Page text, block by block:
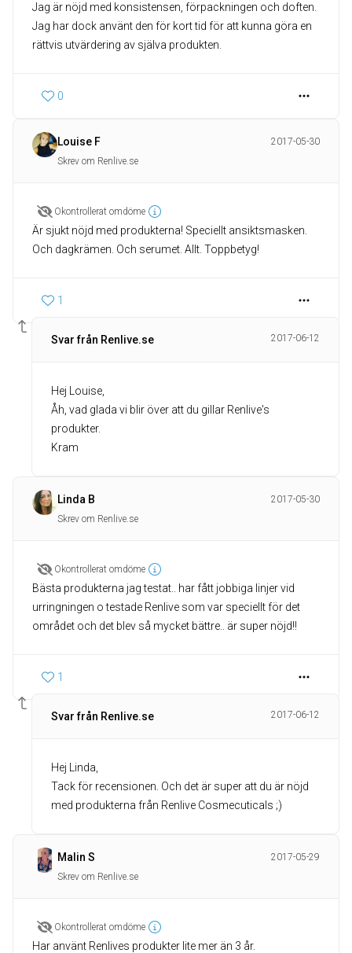
Jag är nöjd med konsistensen, förpackningen och doften.
Jag har dock använt den för kort tid för att kunna göra en
rättvis utvärdering av själva produkten.
0
Louise F
2017-05-30
Skrev om Renlive.se
Okontrollerat omdöme
Är sjukt nöjd med produkterna! Speciellt ansiktsmasken.
Och dagkrämen. Och serumet. Allt. Toppbetyg!
1
Svar från Renlive.se 2017-06-12
Hej Louise,
Åh, vad glada vi blir över att du gillar Renlive's
produkter.
Kram
Linda B
2017-05-30
Skrev om Renlive.se
Okontrollerat omdöme
Bästa produkterna jag testat.. har fått jobbiga linjer vid
urringningen o testade Renlive som var speciellt för det
området och det blev så mycket bättre.. är super nöjd!!
1
Svar från Renlive.se 2017-06-12
Hej Linda,
Tack för recensionen. Och det är super att du är nöjd
med produkterna från Renlive Cosmecuticals ;)
Malin S
2017-05-29
Skrev om Renlive.se
Okontrollerat omdöme
Har använt Renlives produkter lite mer än 3 år.